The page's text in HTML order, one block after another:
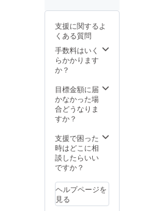
いも・
玉レタ
ス・
ケー
ル な
ど１０
りしま
す！ ※
帽子は
です。
子供用
はござ
いませ
kgまで
ます。
※液体は
試験不
可で
す。 ※
材の送
付、テ
スト後
の発送
る送料
につい
てはご
負担い
ます。
支援に関するよ
くある質問
手数料はいく
らかかります
か？
目標金額に届
かなかった場
合どうなりま
すか？
支援で困った
時はどこに相
談したらいい
ですか？
ヘルプページを
見る